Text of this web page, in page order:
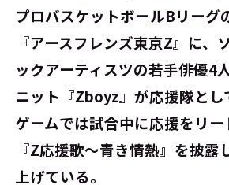
プロバスケットボールBリーグ
『アースフレンズ東京Z』に、
ックアーティスツの若手俳優4
ニット『Zboyz』が応援隊とし
ゲームでは試合中に応援をリー
『Z応援歌～青き情熱』を披露
上げている。